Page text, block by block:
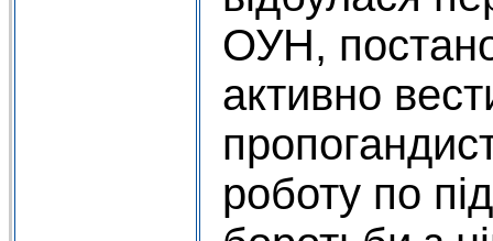
ОУН,
активно
роботу по